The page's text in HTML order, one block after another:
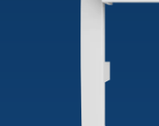
DALI
OEM-
DALI-2
Downloads
Unternehmen